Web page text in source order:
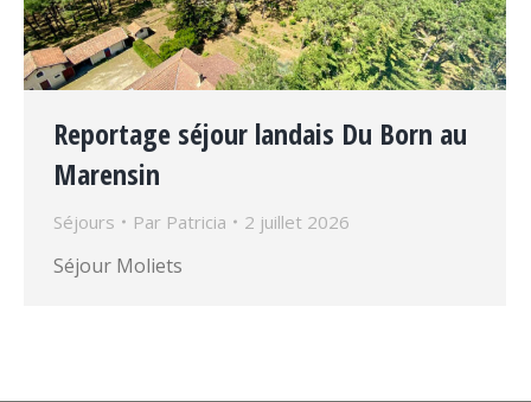
Reportage séjour landais Du Born au
Marensin
Séjours Par Patricia 2 juillet 2026
Séjour Moliets